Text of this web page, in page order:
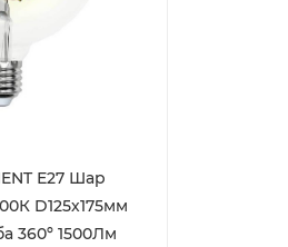
Е27 Шар
D125х175мм
360º 1500Лм